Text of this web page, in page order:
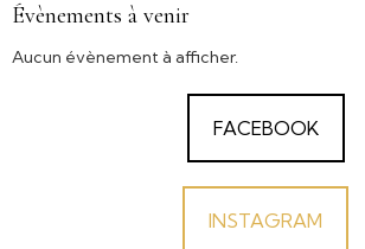
Évènements à venir
Aucun évènement à afficher.
FACEBOOK
INSTAGRAM